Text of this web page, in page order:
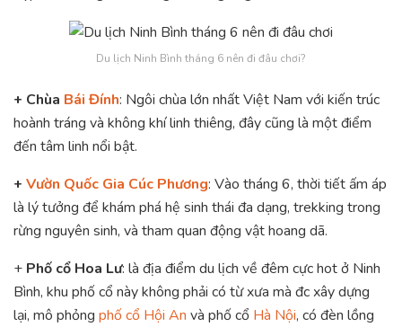
Du lịch Ninh Bình tháng 6 nên đi đâu chơi?
+ Chùa Bái Đính: Ngôi chùa lớn nhất Việt Nam với kiến trúc
hoành tráng và không khí linh thiêng, đây cũng là một điểm
đến tâm linh nổi bật.
+ Vườn Quốc Gia Cúc Phương: Vào tháng 6, thời tiết ấm áp
là lý tưởng để khám phá hệ sinh thái đa dạng, trekking trong
rừng nguyên sinh, và tham quan động vật hoang dã.
+ Phố cổ Hoa Lư: là địa điểm du lịch về đêm cực hot ở Ninh
Bình, khu phố cổ này không phải có từ xưa mà đc xây dựng
lại, mô phỏng phố cổ Hội An và phố cổ Hà Nội, có đèn lồng